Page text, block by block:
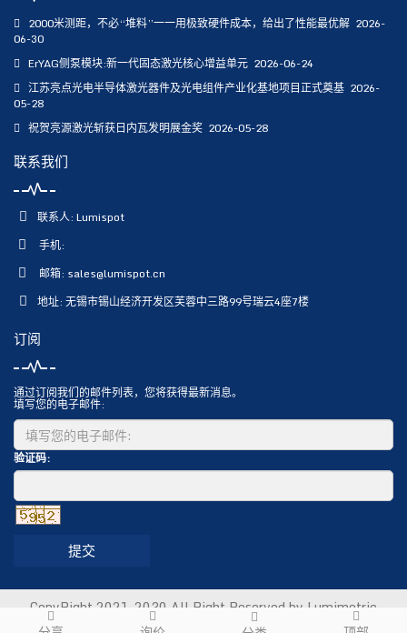
2000米测距，不必“堆料”一一用极致硬件成本，给出了性能最优解 2026-
06-30
ErYAG侧泵模块:新一代固态激光核心增益单元 2026-06-24
江苏亮点光电半导体激光器件及光电组件产业化基地项目正式奠基 2026-
05-28
祝贺亮源激光斩获日内瓦发明展金奖 2026-05-28
联系我们
联系人: Lumispot
手机:
邮箱: sales@lumispot.cn
地址: 无锡市锡山经济开发区芙蓉中三路99号瑞云4座7楼
订阅
通过订阅我们的邮件列表，您将获得最新消息。
填写您的电子邮件:
验证码:
提交
CopyRight 2021-2030 All Right Reserved by Lumimetric
Technology Co., Ltd. Sitemap